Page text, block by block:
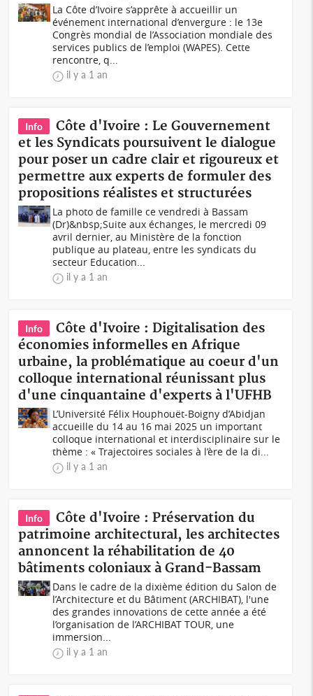
La Côte d’Ivoire s’apprête à accueillir un
événement international d’envergure : le 13e
Congrès mondial de l’Association mondiale des
services publics de l’emploi (WAPES). Cette
rencontre, q...
il y a 1 an
Info
Côte d'Ivoire : Le Gouvernement
et les Syndicats poursuivent le dialogue
pour poser un cadre clair et rigoureux et
permettre aux experts de formuler des
propositions réalistes et structurées
La photo de famille ce vendredi à Bassam
(Dr)&nbsp;Suite aux échanges, le mercredi 09
avril dernier, au Ministère de la fonction
publique au plateau, entre les syndicats du
secteur Education...
il y a 1 an
Info
Côte d'Ivoire : Digitalisation des
économies informelles en Afrique
urbaine, la problématique au coeur d'un
colloque international réunissant plus
d'une cinquantaine d'experts à l'UFHB
L’Université Félix Houphouët-Boigny d’Abidjan
accueille du 14 au 16 mai 2025 un important
colloque international et interdisciplinaire sur le
thème : « Trajectoires sociales à l’ère de la di...
il y a 1 an
Info
Côte d'Ivoire : Préservation du
patrimoine architectural, les architectes
annoncent la réhabilitation de 40
bâtiments coloniaux à Grand-Bassam
Dans le cadre de la dixième édition du Salon de
l’Architecture et du Bâtiment (ARCHIBAT), l'une
des grandes innovations de cette année a été
l’organisation de l’ARCHIBAT TOUR, une
immersion...
il y a 1 an